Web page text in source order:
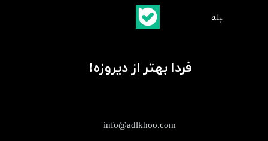
info@adlkhoo.com
فردا بهتر از دیروزه!
​بلبله​​​​​​​بله